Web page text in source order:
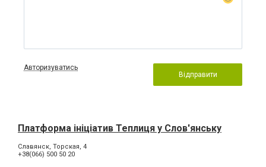
Авторизуватись
Відправити
Платформа ініціатив Теплиця у Слов'янську
Славянск, Торская, 4
+38(066) 500 50 20